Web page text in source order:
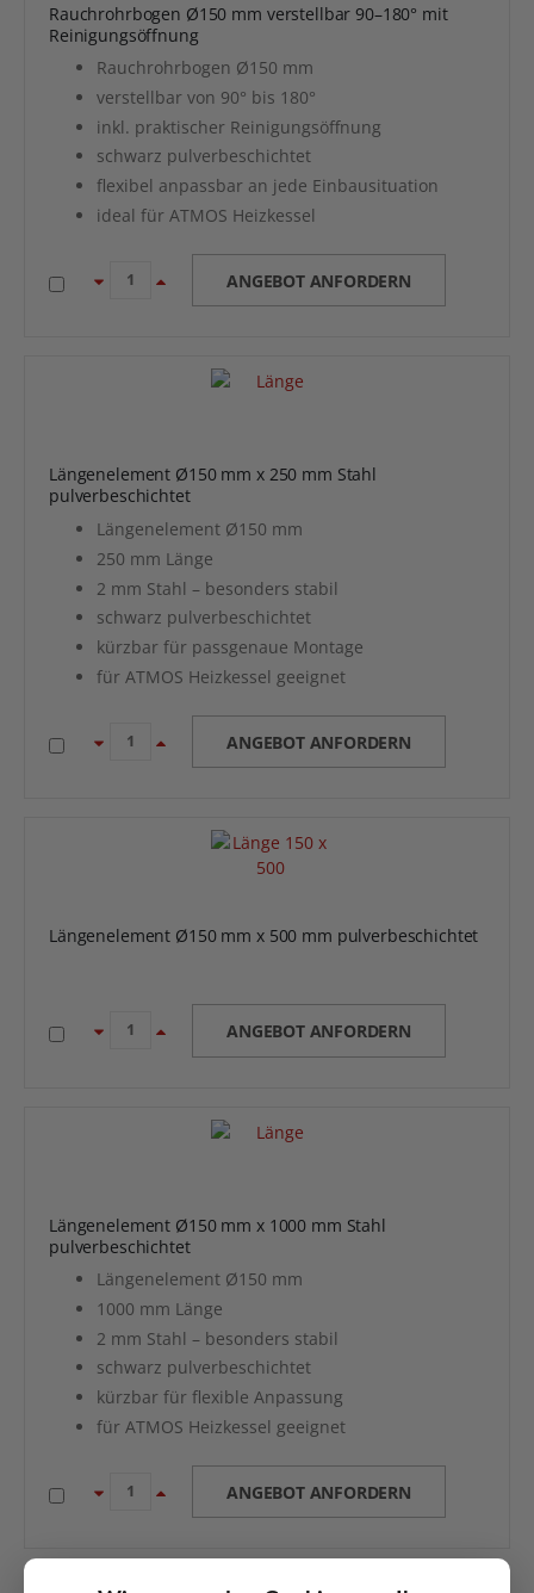
Rauchrohrbogen Ø150 mm verstellbar 90–180° mit
Reinigungsöffnung
Rauchrohrbogen Ø150 mm
verstellbar von 90° bis 180°
inkl. praktischer Reinigungsöffnung
schwarz pulverbeschichtet
flexibel anpassbar an jede Einbausituation
ideal für ATMOS Heizkessel
ANGEBOT ANFORDERN
Längenelement Ø150 mm x 250 mm Stahl
pulverbeschichtet
Längenelement Ø150 mm
250 mm Länge
2 mm Stahl – besonders stabil
schwarz pulverbeschichtet
kürzbar für passgenaue Montage
für ATMOS Heizkessel geeignet
ANGEBOT ANFORDERN
Längenelement Ø150 mm x 500 mm pulverbeschichtet
ANGEBOT ANFORDERN
Längenelement Ø150 mm x 1000 mm Stahl
pulverbeschichtet
Längenelement Ø150 mm
1000 mm Länge
2 mm Stahl – besonders stabil
schwarz pulverbeschichtet
kürzbar für flexible Anpassung
für ATMOS Heizkessel geeignet
ANGEBOT ANFORDERN